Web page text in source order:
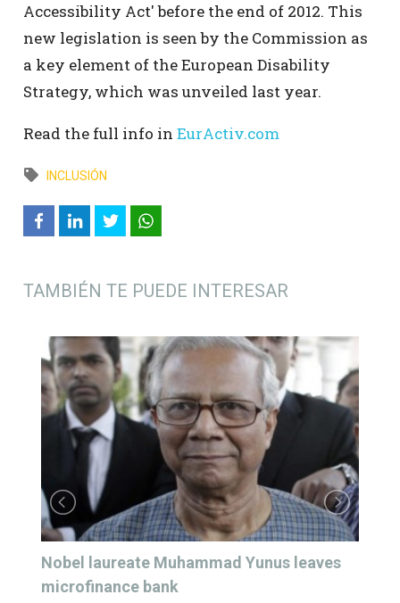
Accessibility Act' before the end of 2012. This
new legislation is seen by the Commission as
a key element of the European Disability
Strategy, which was unveiled last year.
Read the full info in EurActiv.com
INCLUSIÓN
TAMBIÉN TE PUEDE INTERESAR
Nobel laureate Muhammad Yunus leaves
microfinance bank